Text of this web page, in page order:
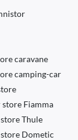
caravane
camping-car
Fiamma
Thule
Dometic